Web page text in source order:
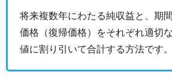
将来複数年にわたる純収益と、期
価格（復帰価格）をそれぞれ適切
値に割り引いて合計する方法です。